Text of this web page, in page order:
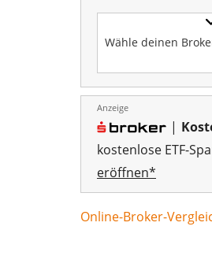
Wähle deinen
Anzeige
|
kostenlose ETF-
eröffnen*
Online-Broker-